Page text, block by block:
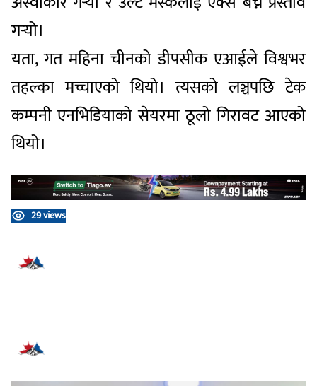
गर्‍यो।
यता, गत महिना चीनको डीपसीक एआईले विश्वभर
तहल्का मच्चाएको थियो। त्यसको लञ्चपछि टेक
कम्पनी एनभिडियाको सेयरमा ठूलो गिरावट आएको
थियो।
29 views